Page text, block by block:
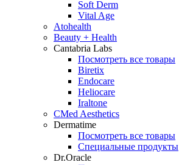
Soft Derm
Vital Age
Atohealth
Beauty + Health
Cantabria Labs
Посмотреть все товары
Biretix
Endocare
Heliocare
Iraltone
CMed Aesthetics
Dermatime
Посмотреть все товары
Специальные продукты
Dr.Oracle